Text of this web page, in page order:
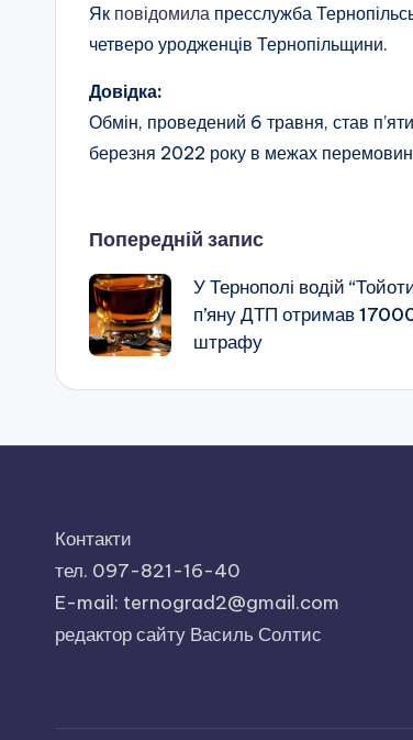
Як повідомила пресслужба
четверо уродженців Тернопільщини.
Довідка:
Обмін, проведений 6 травня, став
березня 2022 року в межах перемовин
Навігація
по
запису
Попередній запис
У Тернополі водій
п’яну ДТП отримав
штрафу
Контакти
тел. 097-821-16-40
E-mail: ternograd2@gmail.com
редактор сайту Василь Солтис